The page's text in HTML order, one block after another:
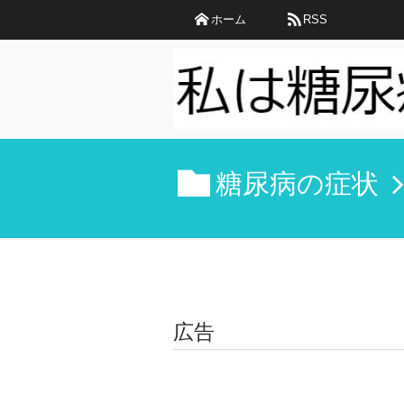
ホーム RSS
糖尿病の症状
広告